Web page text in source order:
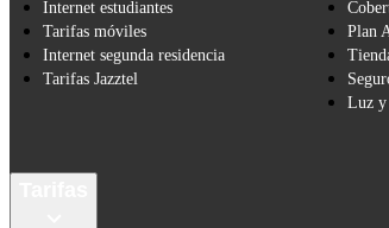
Internet estudiantes
Tarifas móviles
Internet segunda residencia
Tarifas Jazztel
Plan
Luz y